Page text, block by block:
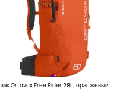
Ortovox Free Rider 28L, оранжевый